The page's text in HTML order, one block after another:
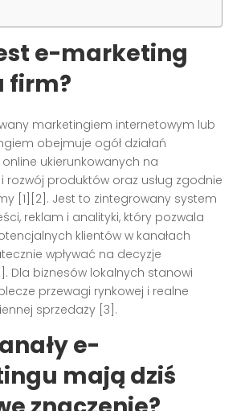
e-marketing
firm?
marketingiem internetowym lub
obejmuje ogół działań
ukierunkowanych na
rozwój produktów oraz usług zgodnie
[1][2]. Jest to zintegrowany system
reklam i analityki, który pozwala
klientów w kanałach
wpływać na decyzje
Dla biznesów lokalnych stanowi
przewagi rynkowej i realne
sprzedaży [3].
e-
mają dziś